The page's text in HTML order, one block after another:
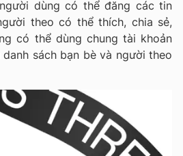
dùng có thể đăng các tin
theo có thể thích, chia sẻ,
có thể dùng chung tài khoản
sách bạn bè và người theo